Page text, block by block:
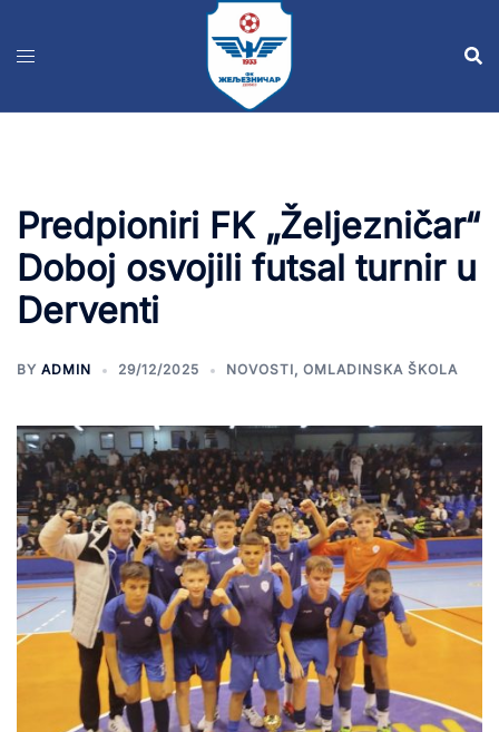
Predpioniri FK „Željezničar“
Doboj osvojili futsal turnir u
Derventi
BY ADMIN 29/12/2025 NOVOSTI, OMLADINSKA ŠKOLA